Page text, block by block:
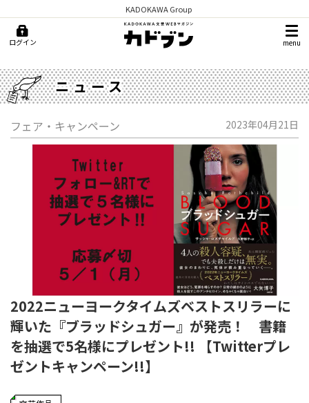
KADOKAWA Group
ログイン menu
ニュース
フェア・キャンペーン 2023年04月21日
2022ニューヨークタイムズベストスリラーに
輝いた『ブラッドシュガー』が発売！ 書籍
を抽選で5名様にプレゼント!! 【Twitterプレ
ゼントキャンペーン!!】